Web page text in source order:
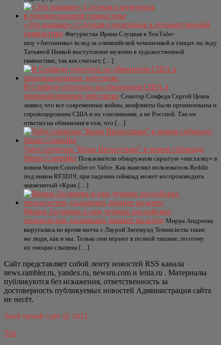
«Это кошмар»: Слуцкая о мужчинах в художественной
гимнастике Фигуристка Ирина Слуцкая в YouTube-
шоу «Антонимы» вслед за олимпийской чемпионкой в танцах на льду
Татьяной Навкой выступление мужчин в художественной
гимнастике, так как считает, […]
В Совфеде ответили на обвинения США в
провокационных действиях Сенатор Совфеда Сергей Цеков
заявил, что все современные войны, конфликты были организованы и
спровоцированы США и их союзниками, а не Россией. Так он
ответил на обвинения в том, что […]
Valve спрятала “Крик Вильгельма” в новом геймпаде
Steam Controller Пользователи обнаружили скрытую «пасхалку» в
новом Steam Controller от Valve. Как выяснил пользователь Reddit
под ником RF3D19, при падении геймпад может воспроизводить
знаменитый «Крик […]
Мирра Андреева и еще четверо российских
теннисистов, сказавших лишнее на корте Мирра Андреева
выругалась во время матча с Лаурой Зигемунд Теннисисты такие
же люди, как и мы. Только они играют в полной тишине, поэтому
их эмоции слышны […]
Сайт представляет собой ленту новостей RSS канала
news.rambler.ru, yandex.ru, newsru.com и lenta.ru . Материалы
публикуются без искажения, ответственность за
достоверность публикуемых новостей Администрация сайта
не несёт.
Твой пятый сайт @ 2021
Top